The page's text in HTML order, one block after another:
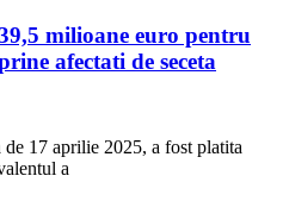
milioane euro pentru
afectati de seceta
17 aprilie 2025, a fost platita
a